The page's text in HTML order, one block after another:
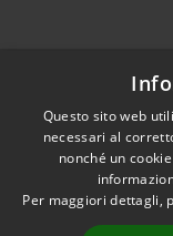
Privacy
Cookie
Sitemap
Questo sito web
necessari al
nonché un
Per maggiori dettagli,